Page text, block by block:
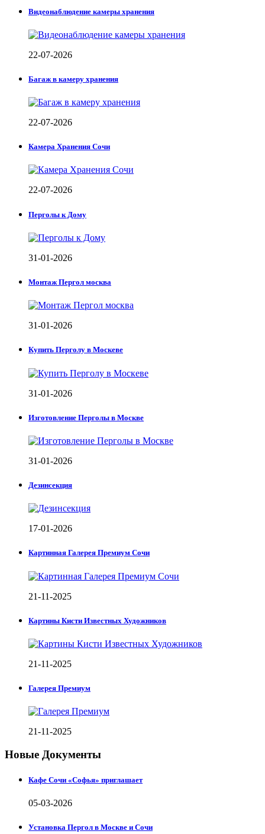
Видеонаблюдение камеры хранения
22-07-2026
Багаж в камеру хранения
22-07-2026
Камера Хранения Сочи
22-07-2026
Перголы к Дому
31-01-2026
Монтаж Пергол москва
31-01-2026
Купить Перголу в Москеве
31-01-2026
Изготовление Перголы в Москве
31-01-2026
Дезинсекция
17-01-2026
Картинная Галерея Премиум Сочи
21-11-2025
Картины Кисти Известных Художников
21-11-2025
Галерея Премиум
21-11-2025
Новые Документы
Кафе Сочи «Софья» приглашает
05-03-2026
Установка Пергол в Москве и Сочи